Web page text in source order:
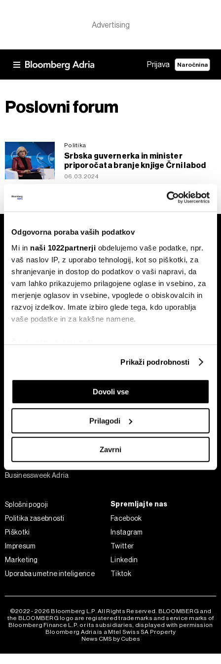
Odgovorna poraba vaših podatkov
Mi in naši 1022partnerji obdelujemo vaše podatke, npr.
vaš naslov IP, z uporabo tehnologij, kot so piškotki, za
shranjevanje in dostop do podatkov o vaši napravi, da
vam lahko prikazujemo prilagojene oglase in vsebino, za
merjenje oglasov in vsebine, vpoglede o obiskovalcih in
razvoj izdelkov. Imate izbiro glede tega, kdo uporablja
vaše podatke in za kakšne namene.
Če dovolite, želimo tudi:
Zbirati informacije o vaši geografski lokaciji, ki so
Identificirati napravo z aktivnim preverjanjem
lastnosti (odčitavanje prstnih odtisov)
Poglejte si še, kako se obdelujejo vaši osebni podatki in
nastavite svoje preference v
razdelku o podrobnostih
iz Izjave o piškotkih.
Skupni upravljavci obdelave so HD-WIN ARENA SPORT
d.o.o. inPartnerji
zasebnosti
, o piškotkih in drugih podobnih tehnologijah
kliknete možnost »Prikaži podrobnosti«. Privolitev lahko
kadar koli prekličete brez kakršnih koli posledic.
Prikaži podrobnosti
Dovoli vse
Prilagodi
Zavrni
Prijava Naročnina
Poslovni forum
Politika
Srbska guvernerka in minister
priporočata branje knjige Črni labod
06.03.2024
Naročite se na e-
pismo
Finančni trgi
Tehnologija
Šport
Adria Insight
Businessweek Adria
Bloomberg Adria dogodki
Splošni pogoji
Politika zasebnosti
Piškotki
Impresum
Marketing
Uporaba umetne inteligence
Spremljajte nas
Facebook
Instagram
Twitter
Linkedin
Tiktok
©2022 - 2026 Bloomberg L.P. All Rights Reserved. BLOOMBERG and
the BLOOMBERG logo are registered trademarks and service marks of
Bloomberg Finance L.P. or its subsidiaries, displayed with permission
Bloomberg Adria is a Mtel Swiss SA Property
News CMS by Cubes